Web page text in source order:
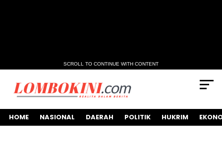
SCROLL TO CONTINUE WITH CONTENT
HOME NASIONAL DAERAH POLITIK HUKRIM